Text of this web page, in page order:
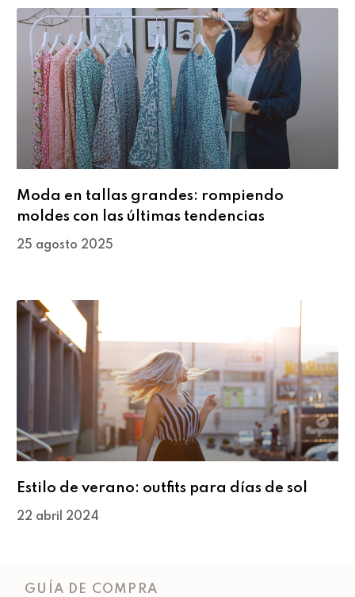
Moda en tallas grandes: rompiendo
moldes con las últimas tendencias
25 agosto 2025
Estilo de verano: outfits para días de sol
22 abril 2024
GUÍA DE COMPRA